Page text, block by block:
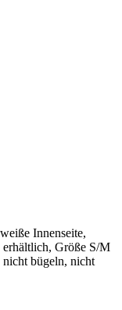
Innenseite,
erhältlich, Größe S/M
bügeln, nicht